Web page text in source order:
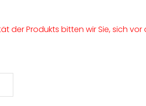
der Produkts bitten wir Sie, sich